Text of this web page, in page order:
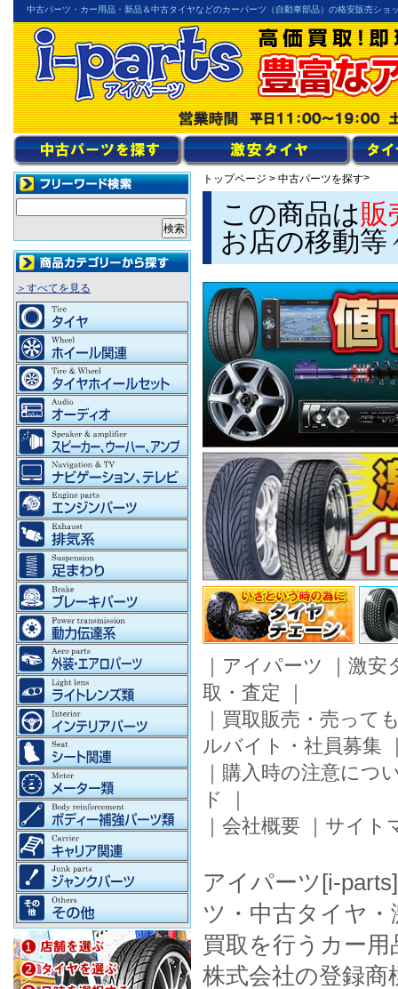
中古パーツ・カー用品・新品＆中古タイヤなどのカーパーツ（自動車部品）の格安販売ショ
トップページ > 中古パーツを探す>
この商品は販
お店の移動
｜ アイパーツ ｜ 激安
取・査定 ｜
｜ 買取販売・売って
ルバイト・社員募集
｜ 購入時の注意につ
ド
｜
｜ 会社概要 ｜ サイト
アイパーツ[i-
ツ・中古タイヤ
買取を行うカー
株式会社の登録商
＞すべてを見る